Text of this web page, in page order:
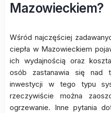
Mazowieckiem?
Wśród najczęściej
ciepła w Mazowieckiem
ich wydajnością oraz
osób zastanawia się nad
inwestycji w tego typu
rzeczywiście można
ogrzewanie. Inne pytania